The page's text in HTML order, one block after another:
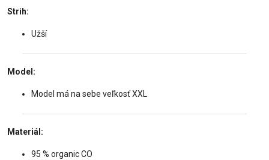
Strih:
Užší
Model:
Model má na sebe veľkosť XXL
Materiál:
95 % organic CO